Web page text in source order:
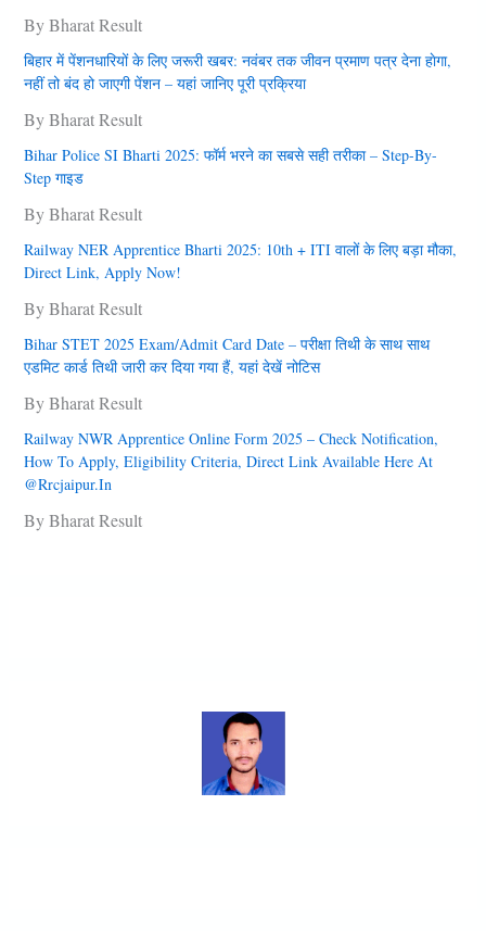
By Bharat Result
बिहार में पेंशनधारियों के लिए जरूरी खबर: नवंबर तक जीवन प्रमाण पत्र देना हाेगा,
नहीं तो बंद हो जाएगी पेंशन – यहां जानिए पूरी प्रक्रिया
By Bharat Result
Bihar Police SI Bharti 2025: फॉर्म भरने का सबसे सही तरीका – Step-By-
Step गाइड
By Bharat Result
Railway NER Apprentice Bharti 2025: 10th + ITI वालों के लिए बड़ा मौका,
Direct Link, Apply Now!
By Bharat Result
Bihar STET 2025 Exam/Admit Card Date – परीक्षा तिथी के साथ साथ
एडमिट कार्ड तिथी जारी कर दिया गया हैं, यहां देखें नोटिस
By Bharat Result
Railway NWR Apprentice Online Form 2025 – Check Notification,
How To Apply, Eligibility Criteria, Direct Link Available Here At
@rrcjaipur.in
By Bharat Result